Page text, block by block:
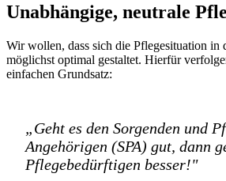
Unabhängige, neutrale
Wir wollen, dass sich die Pflegesituation in
möglichst optimal gestaltet. Hierfür
einfachen Grundsatz:
„Geht es den Sorgenden und
Angehörigen (SPA) gut, dann
Pflegebedürftigen besser!"